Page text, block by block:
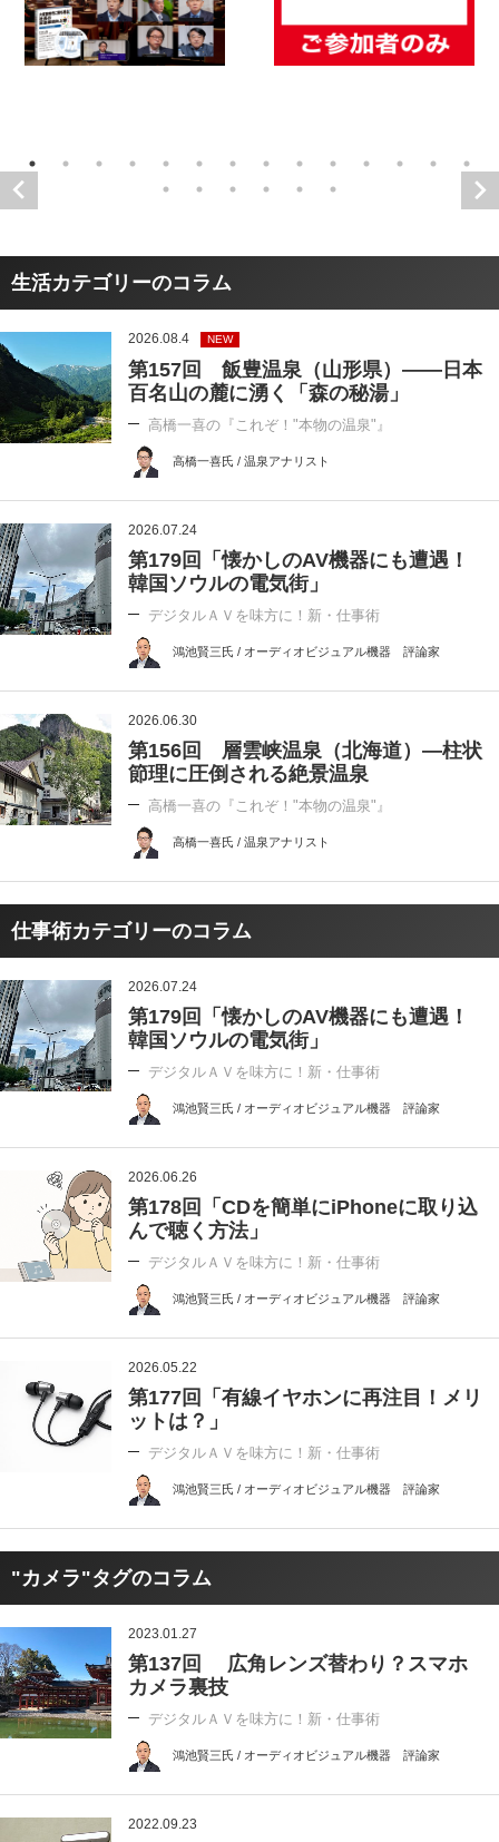
生活カテゴリーのコラム
2026.08.4 NEW
第157回 飯豊温泉（山形県）――日本
百名山の麓に湧く「森の秘湯」
高橋一喜の『これぞ！"本物の温泉"』
高橋一喜氏 / 温泉アナリスト
2026.07.24
第179回「懐かしのAV機器にも遭遇！
韓国ソウルの電気街」
デジタルＡＶを味方に！新・仕事術
鴻池賢三氏 / オーディオビジュアル機器 評論家
2026.06.30
第156回 層雲峡温泉（北海道）―柱状
節理に圧倒される絶景温泉
高橋一喜の『これぞ！"本物の温泉"』
高橋一喜氏 / 温泉アナリスト
仕事術カテゴリーのコラム
2026.07.24
第179回「懐かしのAV機器にも遭遇！
韓国ソウルの電気街」
デジタルＡＶを味方に！新・仕事術
鴻池賢三氏 / オーディオビジュアル機器 評論家
2026.06.26
第178回「CDを簡単にiPhoneに取り込
んで聴く方法」
デジタルＡＶを味方に！新・仕事術
鴻池賢三氏 / オーディオビジュアル機器 評論家
2026.05.22
第177回「有線イヤホンに再注目！メリ
ットは？」
デジタルＡＶを味方に！新・仕事術
鴻池賢三氏 / オーディオビジュアル機器 評論家
"カメラ"タグのコラム
2023.01.27
第137回 広角レンズ替わり？スマホ
カメラ裏技
デジタルＡＶを味方に！新・仕事術
鴻池賢三氏 / オーディオビジュアル機器 評論家
2022.09.23